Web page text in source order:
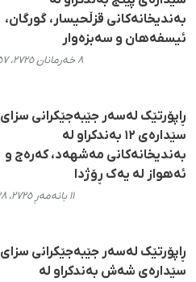
بەندیخانەکانی قزڵحیسار، گورگان،
ئیسفەهان و سەبزەوار
٨ خەرمانان ٢٧٢٥، ١٧:٥٧
ڕاپۆرتێک لەسەر جێبەجێکرانی سزای
سێدارەی ۱۲ بەندکراو لە
بەندیخانەکانی مەشهەد، کەرەج و
ئەهواز لە یەک ڕۆژدا
١١ بانەمەڕ ٢٧٢٥، ١٤:٢٨
ڕاپۆرتێک لەسەر جێبەجێكرانی سزای
سێدارەی شەش بەندكراو لە